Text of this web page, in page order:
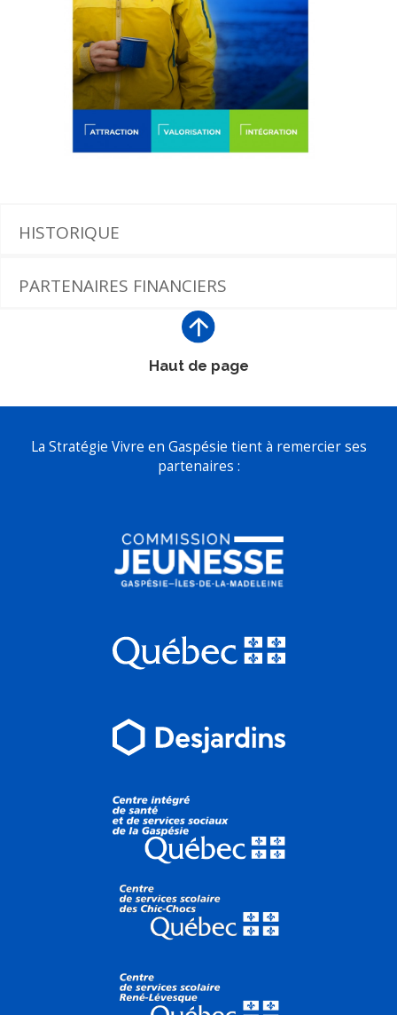
HISTORIQUE
PARTENAIRES FINANCIERS
Haut de page
La Stratégie Vivre en Gaspésie tient à remercier ses
partenaires :